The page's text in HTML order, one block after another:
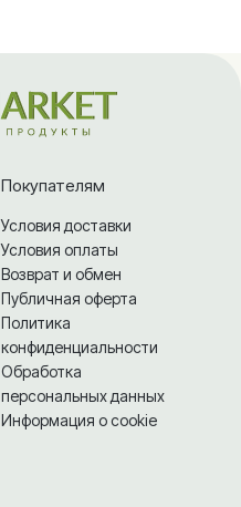
Условия доставки
Условия оплаты
Возврат и обмен
Публичная оферта
Политика
конфиденциальности
Обработка
персональных данных
Информация о cookie
Покупателям